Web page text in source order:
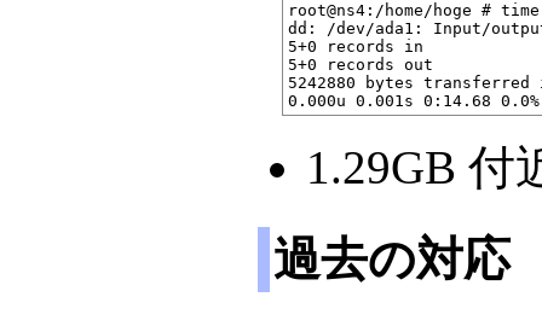
root@ns4:/home/hoge #
dd: /dev/ada1: Input/
5+0 records in
5+0 records out
5242880 bytes transferred
1.29GB 付
過去の対応